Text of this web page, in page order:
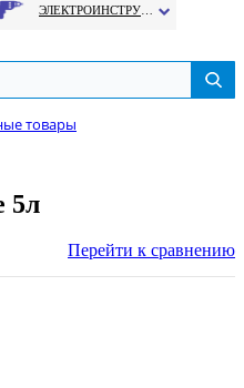
товары
5л
Перейти к сравнению